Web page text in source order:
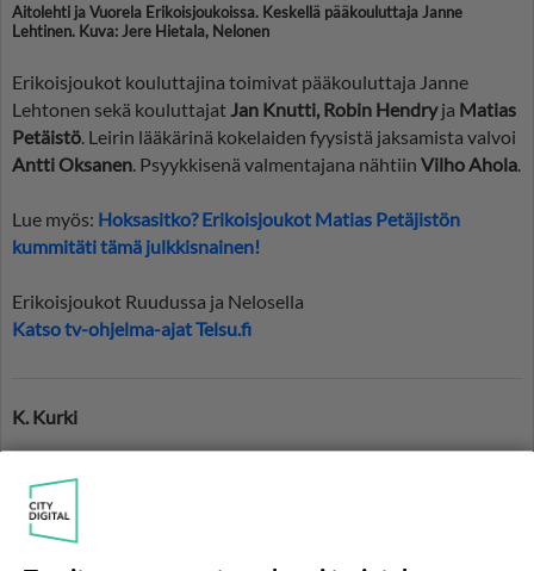
Aitolehti ja Vuorela Erikoisjoukoissa. Keskellä pääkouluttaja Janne
Lehtinen. Kuva: Jere Hietala, Nelonen
Erikoisjoukot kouluttajina toimivat pääkouluttaja Janne
Lehtonen sekä kouluttajat Jan Knutti, Robin Hendryja Matias
Petäistö . Leirin lääkärinä kokelaiden fyysistä jaksamista valvoi
Antti Oksanen . Psyykkisenä valmentajana nähtiin Vilho Ahola
Lue myös: Hoksasitko? Erikoisjoukot Matias Petäjistön
kummitäti tämä julkkisnainen!
Erikoisjoukot Ruudussa ja Nelosella
Katso tv-ohjelma-ajat Telsu.fi
K. Kurki
Erikoisjoukot Martina Aitolehti